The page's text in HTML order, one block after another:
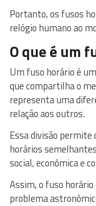
Portanto, os fusos
relógio humano ao
O que é um
Um fuso horário é
que compartilha o
representa uma
relação aos outros.
Essa divisão
horários
social, econômica e
Assim, o fuso
problema